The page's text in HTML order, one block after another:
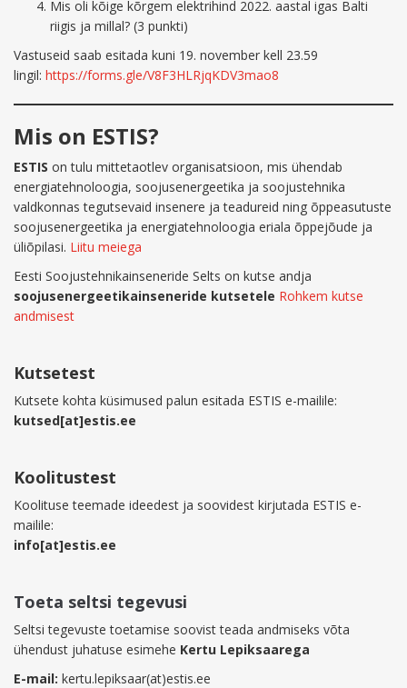
Mis oli kõige kõrgem elektrihind 2022. aastal igas Balti
riigis ja millal? (3 punkti)
Vastuseid saab esitada kuni 19. november kell 23.59
lingil: https://forms.gle/V8F3HLRjqKDV3mao8
Mis on ESTIS?
ESTIS on tulu mittetaotlev organisatsioon, mis ühendab
energiatehnoloogia, soojusenergeetika ja soojustehnika
valdkonnas tegutsevaid insenere ja teadureid ning õppeasutuste
soojusenergeetika ja energiatehnoloogia eriala õppejõude ja
üliõpilasi. Liitu meiega
Eesti Soojustehnikainseneride Selts on kutse andja
soojusenergeetikainseneride kutsetele Rohkem kutse
andmisest
Kutsetest
Kutsete kohta küsimused palun esitada ESTIS e-mailile:
kutsed[at]estis.ee
Koolitustest
Koolituse teemade ideedest ja soovidest kirjutada ESTIS e-
mailile:
info[at]estis.ee
Toeta seltsi tegevusi
Seltsi tegevuste toetamise soovist teada andmiseks võta
ühendust juhatuse esimehe Kertu Lepiksaarega
E-mail: kertu.lepiksaar(at)estis.ee